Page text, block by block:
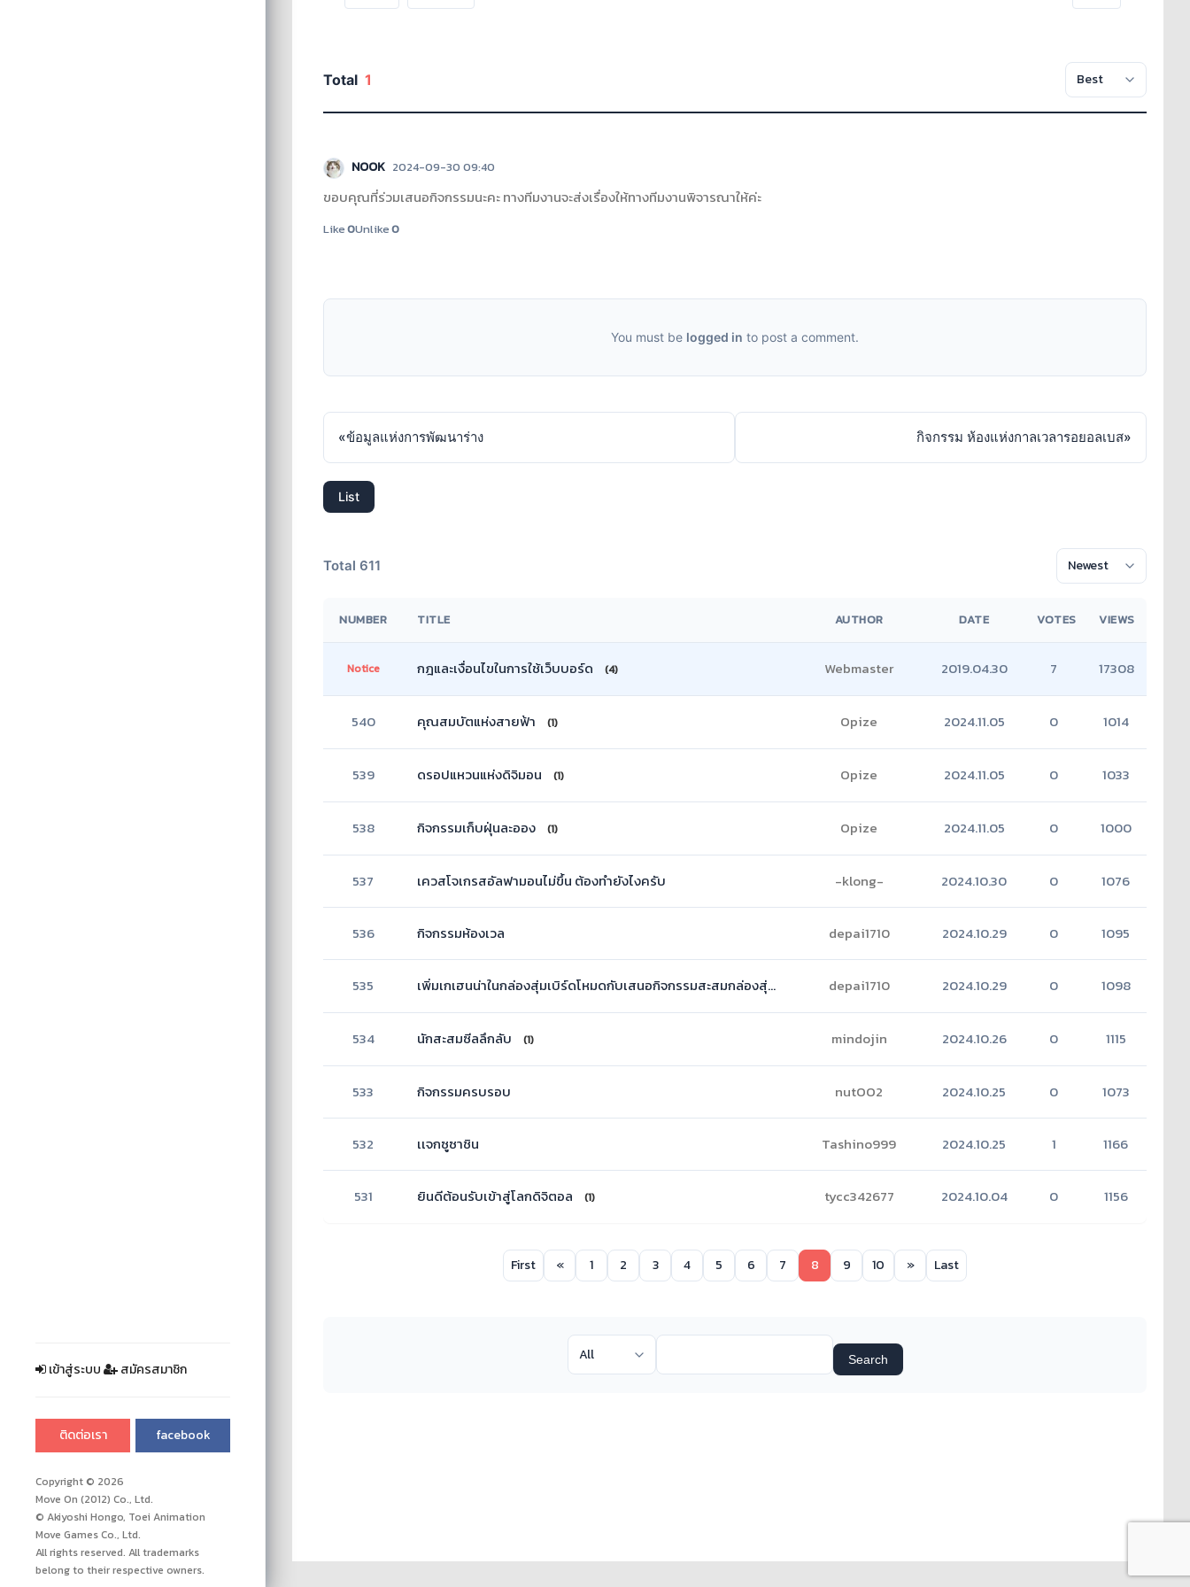
เข้าสู่ระบบ สมัครสมาชิก
ติดต่อเรา facebook
Copyright © 2026
Move On (2012) Co., Ltd.
© Akiyoshi Hongo, Toei Animation
Move Games Co., Ltd.
All rights reserved. All trademarks
belong to their respective owners.
Total 1
NOOK 2024-09-30 09:40
ขอบคุณที่ร่วมเสนอกิจกรรมนะคะ ทางทีมงานจะส่งเรื่องให้ทางทีมงานพิจารณาให้ค่ะ
Like0Unlike0
You must be logged in to post a comment.
«ข้อมูลแห่งการพัฒนาร่าง กิจกรรม ห้องแห่งกาลเวลารอยอลเบส»
List
Total 611
NUMBER TITLE AUTHOR DATE VOTES VIEWS
Notice กฎและเงื่อนไขในการใช้เว็บบอร์ด (4) Webmaster 2019.04.30 7 17308
540 คุณสมบัตแห่งสายฟ้า (1) Opize 2024.11.05 0 1014
539 ดรอปแหวนแห่งดิจิมอน (1) Opize 2024.11.05 0 1033
538 กิจกรรมเก็บฝุ่นละออง (1) Opize 2024.11.05 0 1000
537 เควสโจเกรสอัลฟามอนไม่ขึ้น ต้องทำยังไงครับ -klong- 2024.10.30 0 1076
536 กิจกรรมห้องเวล depai1710 2024.10.29 0 1095
535 เพิ่มเกเฮนน่าในกล่องสุ่มเบิร์ดโหมดกับเสนอกิจกรรมสะสมกล่องสุ่มเบิร์ดโหมด (1)
depai1710 2024.10.29 0 1098
534 นักสะสมซีลลึกลับ (1) mindojin 2024.10.26 0 1115
533 กิจกรรมครบรอบ nutOO2 2024.10.25 0 1073
532 เเจกซูซาชิน Tashino999 2024.10.25 1 1166
531 ยินดีต้อนรับเข้าสู่โลกดิจิตอล (1) tycc342677 2024.10.04 0 1156
First « 1 2 3 4 5 6 7 8 9 10 » Last
Search